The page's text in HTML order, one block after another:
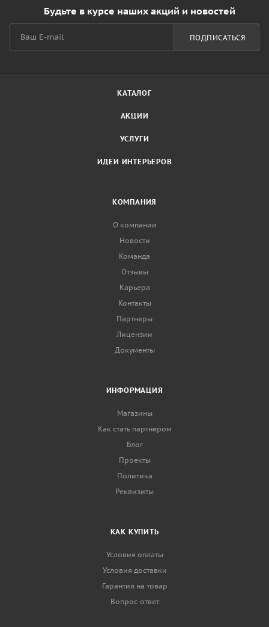
Будьте в курсе наших акций и новостей
ПОДПИСАТЬСЯ
КАТАЛОГ
АКЦИИ
УСЛУГИ
ИДЕИ ИНТЕРЬЕРОВ
КОМПАНИЯ
О компании
Новости
Команда
Отзывы
Карьера
Контакты
Партнеры
Лицензии
Документы
ИНФОРМАЦИЯ
Магазины
Как стать партнером
Блог
Проекты
Политика
Реквизиты
КАК КУПИТЬ
Условия оплаты
Условия доставки
Гарантия на товар
Вопрос-ответ